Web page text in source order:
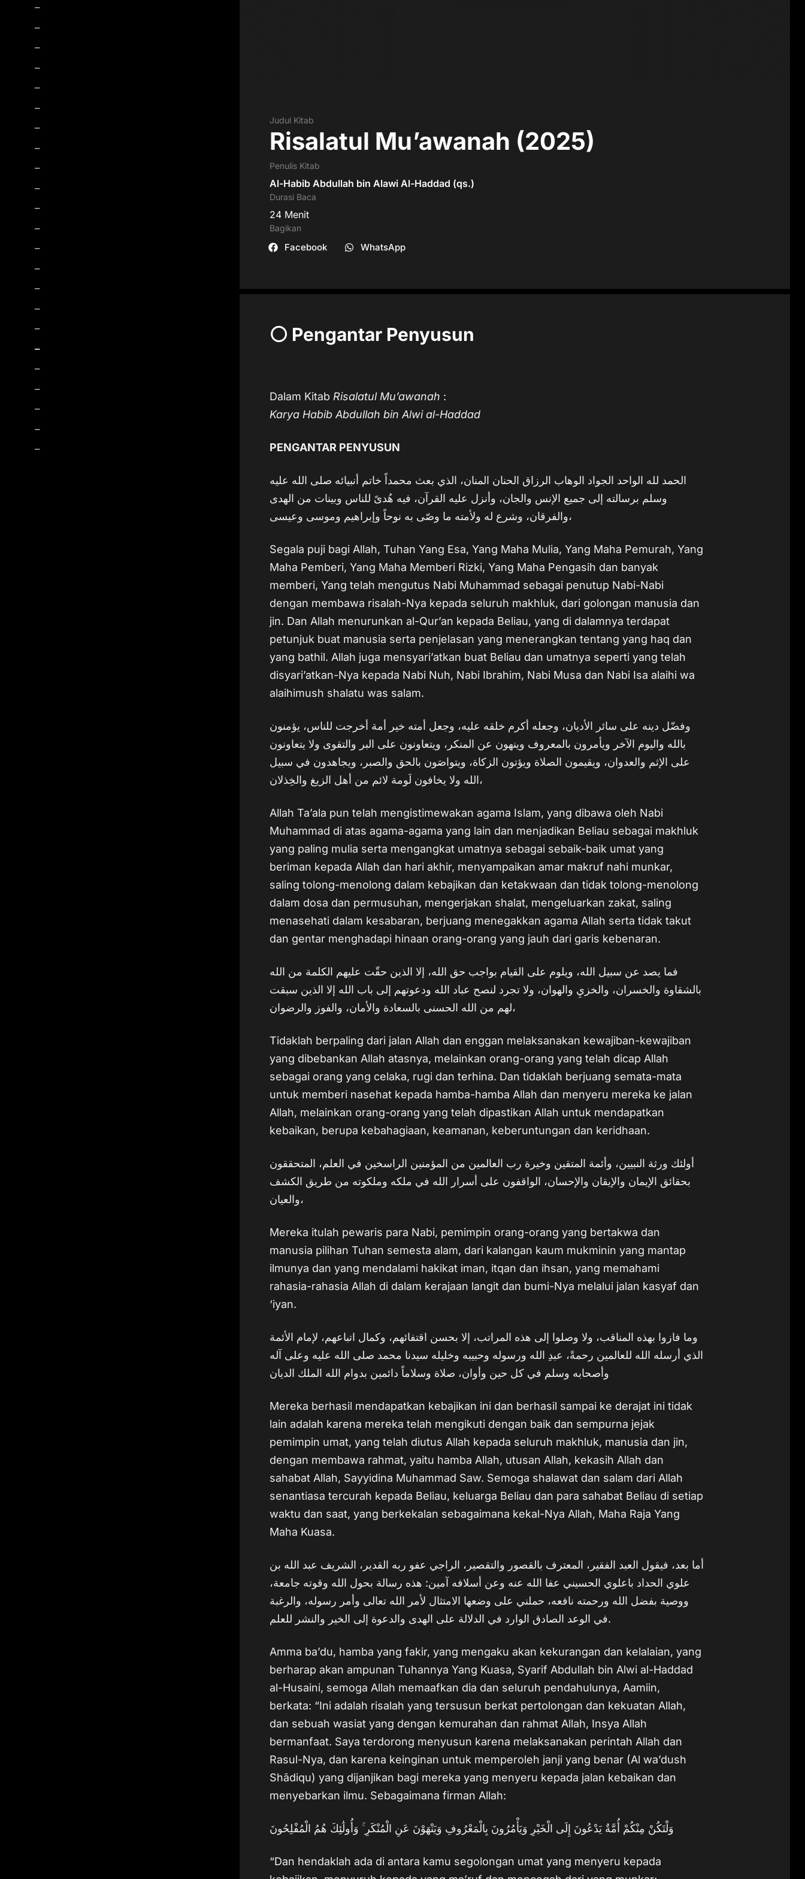
–
–
–
–
–
–
–
–
–
–
–
–
–
–
–
–
–
–
–
–
–
–
–
Judul Kitab
Risalatul Mu’awanah (2025)
Penulis Kitab
Al-Habib Abdullah bin Alawi Al-Haddad (qs.)
Durasi Baca
24 Menit
Bagikan
Facebook WhatsApp
⚪ Pengantar Penyusun
Dalam Kitab Risalatul Mu’awanah :
Karya Habib Abdullah bin Alwi al-Haddad
PENGANTAR PENYUSUN
الحمد لله الواحد الجواد الوهاب الرزاق الحنان المنان، الذي بعث محمداً خاتم أنبيائه صلى الله عليه
وسلم برسالته إلى جميع الإنس والجان، وأنزل عليه القرآن، فيه هُدىً للناس وبينات من الهدى
والفرقان، وشرع له ولأمته ما وصّى به نوحاً وإبراهيم وموسى وعيسى،
Segala puji bagi Allah, Tuhan Yang Esa, Yang Maha Mulia, Yang Maha Pemurah, Yang
Maha Pemberi, Yang Maha Memberi Rizki, Yang Maha Pengasih dan banyak
memberi, Yang telah mengutus Nabi Muhammad sebagai penutup Nabi-Nabi
dengan membawa risalah-Nya kepada seluruh makhluk, dari golongan manusia dan
jin. Dan Allah menurunkan al-Qur’an kepada Beliau, yang di dalamnya terdapat
petunjuk buat manusia serta penjelasan yang menerangkan tentang yang haq dan
yang bathil. Allah juga mensyari’atkan buat Beliau dan umatnya seperti yang telah
disyari’atkan-Nya kepada Nabi Nuh, Nabi Ibrahim, Nabi Musa dan Nabi Isa alaihi wa
alaihimush shalatu was salam.
وفضّل دينه على سائر الأديان، وجعله أكرم خلقه عليه، وجعل أمته خير أمة أخرجت للناس، يؤمنون
بالله واليوم الآخر ويأمرون بالمعروف وينهون عن المنكر، ويتعاونون على البر والتقوى ولا يتعاونون
على الإثم والعدوان، ويقيمون الصلاة ويؤتون الزكاة، ويتواصَون بالحق والصبر، ويجاهدون في سبيل
الله ولا يخافون لَومة لائم من أهل الزيغ والخِذلان،
Allah Ta’ala pun telah mengistimewakan agama Islam, yang dibawa oleh Nabi
Muhammad di atas agama-agama yang lain dan menjadikan Beliau sebagai makhluk
yang paling mulia serta mengangkat umatnya sebagai sebaik-baik umat yang
beriman kepada Allah dan hari akhir, menyampaikan amar makruf nahi munkar,
saling tolong-menolong dalam kebajikan dan ketakwaan dan tidak tolong-menolong
dalam dosa dan permusuhan, mengerjakan shalat, mengeluarkan zakat, saling
menasehati dalam kesabaran, berjuang menegakkan agama Allah serta tidak takut
dan gentar menghadapi hinaan orang-orang yang jauh dari garis kebenaran.
فما يصد عن سبيل الله، ويلوم على القيام بواجب حق الله، إلا الذين حقّت عليهم الكلمة من الله
بالشقاوة والخسران، والخزيِ والهوان، ولا تجرد لنصح عباد الله ودعوتهم إلى باب الله إلا الذين سبقت
لهم من الله الحسنى بالسعادة والأمان، والفوز والرضوان،
Tidaklah berpaling dari jalan Allah dan enggan melaksanakan kewajiban-kewajiban
yang dibebankan Allah atasnya, melainkan orang-orang yang telah dicap Allah
sebagai orang yang celaka, rugi dan terhina. Dan tidaklah berjuang semata-mata
untuk memberi nasehat kepada hamba-hamba Allah dan menyeru mereka ke jalan
Allah, melainkan orang-orang yang telah dipastikan Allah untuk mendapatkan
kebaikan, berupa kebahagiaan, keamanan, keberuntungan dan keridhaan.
أولئك ورثة النبيين، وأئمة المتقين وخيرة رب العالمين من المؤمنين الراسخين في العلم، المتحققون
بحقائق الإيمان والإيقان والإحسان، الواقفون على أسرار الله في ملكه وملكوته من طريق الكشف
والعيان،
Mereka itulah pewaris para Nabi, pemimpin orang-orang yang bertakwa dan
manusia pilihan Tuhan semesta alam, dari kalangan kaum mukminin yang mantap
ilmunya dan yang mendalami hakikat iman, itqan dan ihsan, yang memahami
rahasia-rahasia Allah di dalam kerajaan langit dan bumi-Nya melalui jalan kasyaf dan
‘iyan.
وما فازوا بهذه المناقب، ولا وصلوا إلى هذه المراتب، إلا بحسن اقتفائهم، وكمال اتباعهم، لإمام الأئمة
الذي أرسله الله للعالمين رحمةً، عبدِ الله ورسوله وحبيبه وخليله سيدنا محمد صلى الله عليه وعلى آله
وأصحابه وسلم في كل حين وأوان، صلاة وسلاماً دائمين بدوام الله الملك الديان
Mereka berhasil mendapatkan kebajikan ini dan berhasil sampai ke derajat ini tidak
lain adalah karena mereka telah mengikuti dengan baik dan sempurna jejak
pemimpin umat, yang telah diutus Allah kepada seluruh makhluk, manusia dan jin,
dengan membawa rahmat, yaitu hamba Allah, utusan Allah, kekasih Allah dan
sahabat Allah, Sayyidina Muhammad Saw. Semoga shalawat dan salam dari Allah
senantiasa tercurah kepada Beliau, keluarga Beliau dan para sahabat Beliau di setiap
waktu dan saat, yang berkekalan sebagaimana kekal-Nya Allah, Maha Raja Yang
Maha Kuasa.
أما بعد، فيقول العبد الفقير، المعترف بالقصور والتقصير، الراجي عفو ربه القدير، الشريف عبد الله بن
علوي الحداد باعلوي الحسيني عفا الله عنه وعن أسلافه آمين: هذه رسالة بحول الله وقوته جامعة،
ووصية بفضل الله ورحمته نافعه، حملني على وضعها الامتثال لأمر الله تعالى وأمر رسوله، والرغبة
في الوعد الصادق الوارد في الدلالة على الهدى والدعوة إلى الخير والنشر للعلم.
Amma ba’du, hamba yang fakir, yang mengaku akan kekurangan dan kelalaian, yang
berharap akan ampunan Tuhannya Yang Kuasa, Syarif Abdullah bin Alwi al-Haddad
al-Husaini, semoga Allah memaafkan dia dan seluruh pendahulunya, Aamiin,
berkata: “Ini adalah risalah yang tersusun berkat pertolongan dan kekuatan Allah,
dan sebuah wasiat yang dengan kemurahan dan rahmat Allah, Insya Allah
bermanfaat. Saya terdorong menyusun karena melaksanakan perintah Allah dan
Rasul-Nya, dan karena keinginan untuk memperoleh janji yang benar (Al wa’dush
Shādiqu) yang dijanjikan bagi mereka yang menyeru kepada jalan kebaikan dan
menyebarkan ilmu. Sebagaimana firman Allah:
وَلْتَكُنْ مِنْكُمْ أُمَّةٌ يَدْعُونَ إِلَى الْخَيْرِ وَيَأْمُرُونَ بِالْمَعْرُوفِ وَيَنْهَوْنَ عَنِ الْمُنْكَرِ ۚ وَأُولَٰئِكَ هُمُ الْمُفْلِحُونَ
“Dan hendaklah ada di antara kamu segolongan umat yang menyeru kepada